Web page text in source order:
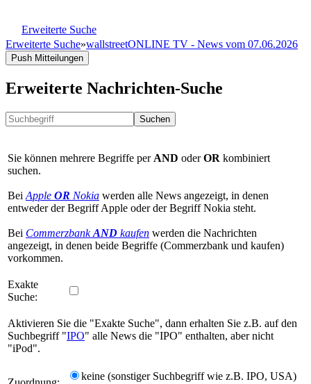
Erweiterte Suche
Erweiterte Suche»wallstreetONLINE TV - News vom 07.06.2026
Push Mitteilungen
Erweiterte Nachrichten-Suche
Suchen
Sie können mehrere Begriffe per AND oderOR kombiniert
suchen.
Bei Apple OR Nokia werden alle News angezeigt, in denen
entweder der Begriff Apple oder der Begriff Nokia steht.
Bei CommerzbankAND kaufen werden die Nachrichten
angezeigt, in denen beide Begriffe (Commerzbank und kaufen)
vorkommen.
Exakte
Suche:
Aktivieren Sie die "Exakte Suche", dann erhalten Sie z.B. auf den
Suchbegriff "IPO" alle News die "IPO" enthalten, aber nicht
"iPod".
keine (sonstiger Suchbegriff wie z.B. IPO, USA)